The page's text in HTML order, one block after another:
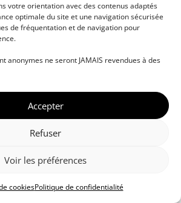
votre orientation avec des contenus adaptés
optimale du site et une navigation sécurisée
de fréquentation et de navigation pour
anonymes ne seront JAMAIS revendues à des
Accepter
Refuser
Voir les préférences
cookiesPolitique de confidentialité
professionnelles • Paris •